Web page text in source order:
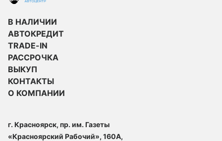
В НАЛИЧИИ
АВТОКРЕДИТ
TRADE-IN
РАССРОЧКА
ВЫКУП
КОНТАКТЫ
О КОМПАНИИ
г. Красноярск, пр. им. Газеты
«Красноярский Рабочий», 160А,